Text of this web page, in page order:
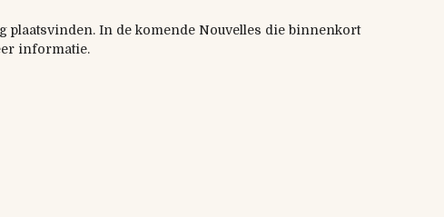
plaatsvinden. In de komende Nouvelles die binnenkort
informatie.